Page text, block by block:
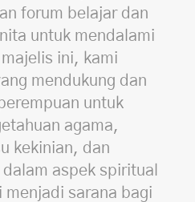
forum belajar dan
untuk mendalami
ini, kami
mendukung dan
untuk
agama,
kekinian, dan
aspek spiritual
sarana bagi